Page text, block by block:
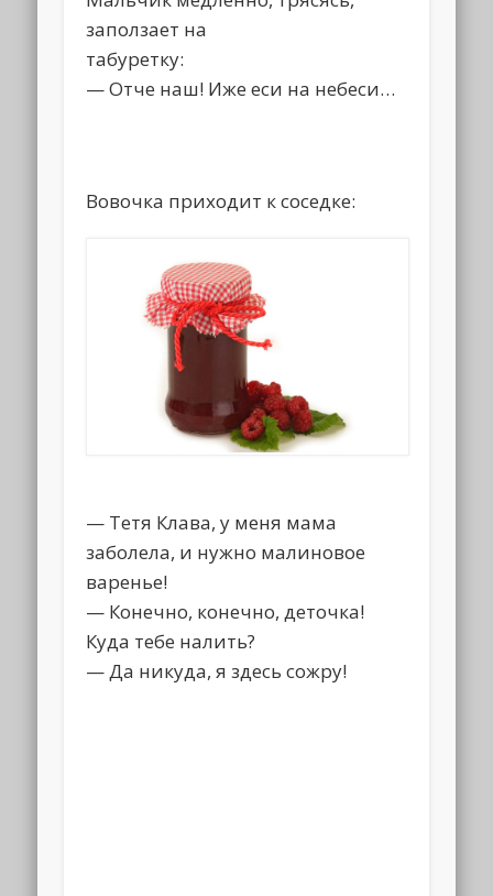
заползает на
табуретку:
— Отче наш! Иже еси на небеси…
Вовочка приходит к соседке:
— Тетя Клава, у меня мама
заболела, и нужно малиновое
варенье!
— Конечно, конечно, деточка!
Куда тебе налить?
— Да никуда, я здесь сожру!